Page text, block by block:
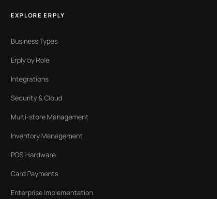
EXPLORE ERPLY
Business Types
Erply by Role
Integrations
Security & Cloud
Multi-store Management
Inventory Management
POS Hardware
Card Payments
Enterprise Implementation